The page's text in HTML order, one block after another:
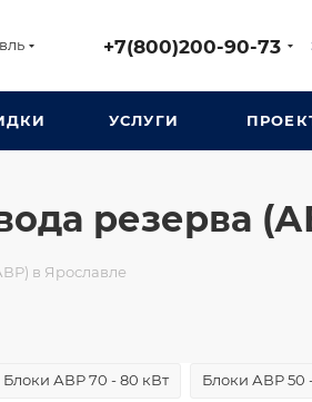
+7(800)200-90-73
УСЛУГИ
резерва
в Ярославле
Блоки АВР 70 - 80 кВт Блоки АВР 50